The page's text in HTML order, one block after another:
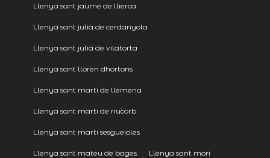
Llenya sant jaume de llierca
Llenya sant julià de cerdanyola
Llenya sant julià de vilatorta
Llenya sant lloren dhortons
Llenya sant martí de llémena
Llenya sant martí de riucorb
Llenya sant martí sesgueioles
Llenya sant mateu de bages Llenya sant mori